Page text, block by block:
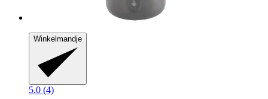
Winkelmandje
5.0 (4)